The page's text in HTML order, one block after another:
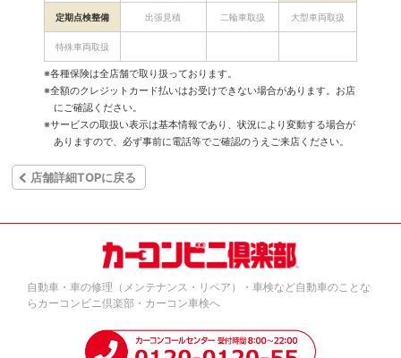
定期点検整備 出張見積 二輪車取扱 大型車両取扱
特殊車両取扱
※各種保険は全店舗で取り扱っております。
※全額のクレジットカード払いはお受けできない場合があります。お店
にご確認ください。
※サービスの取扱い表示は基本情報であり、状況により変動する場合が
ありますので、必ず事前に電話等でご確認のうえご来店ください。
店舗詳細TOPに戻る
自動車・車の修理（メンテナンス・リペア）・車検など自動車のことな
らカーコンビニ倶楽部・カーコン車検へ